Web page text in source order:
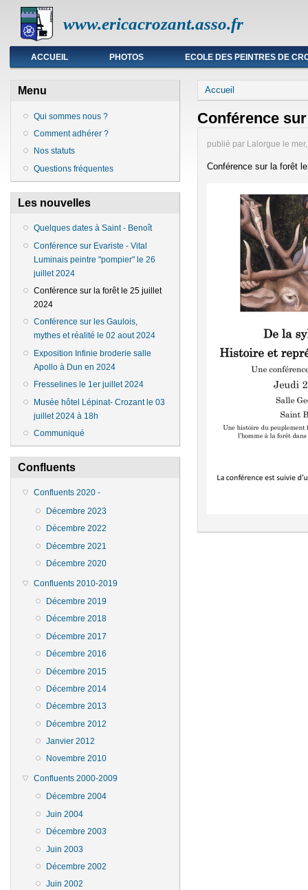
www.ericacrozant.asso.fr
Menu principal
ACCUEIL PHOTOS ECOLE DES PEINTRES DE
Menu
Qui sommes nous ?
Comment adhérer ?
Nos statuts
Questions fréquentes
Les nouvelles
Quelques dates à Saint - Benoît
Conférence sur Evariste - Vital
Luminais peintre "pompier" le 26
juillet 2024
Conférence sur la forêt le 25 juillet
2024
Conférence sur les Gaulois,
mythes et réalité le 02 aout 2024
Exposition Infinie broderie salle
Apollo à Dun en 2024
Fresselines le 1er juillet 2024
Musée hôtel Lépinat- Crozant le 03
juillet 2024 à 18h
Communiqué
Confluents
Confluents 2020 -
Décembre 2023
Décembre 2022
Décembre 2021
Décembre 2020
Confluents 2010-2019
Décembre 2019
Décembre 2018
Décembre 2017
Décembre 2016
Décembre 2015
Décembre 2014
Décembre 2013
Décembre 2012
Janvier 2012
Novembre 2010
Confluents 2000-2009
Décembre 2004
Juin 2004
Décembre 2003
Juin 2003
Décembre 2002
Juin 2002
Vous êtes ici
Accueil
Conférence
publié par Lalorgue le
Conférence sur la forêt